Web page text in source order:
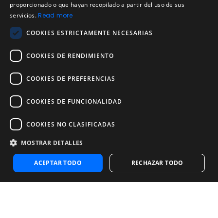
Política de devoluciones
Acuerdo de licencia de usuario
Aviso legal
Política de uso aceptable
Empresa
Acerca de nosotros
Blog
Pruebas de confiabilidad y validez
Pruebas
Contáctenos
Contáctenos
Contactar con ventas
Noosa Labs Inc – Las Vegas, NV, USA
proporcionado o que hayan recopilado a partir del uso de sus
servicios.Read more
COOKIES ESTRICTAMENTE NECESARIAS
COOKIES DE RENDIMIENTO
COOKIES DE PREFERENCIAS
COOKIES DE FUNCIONALIDAD
COOKIES NO CLASIFICADAS
MOSTRAR DETALLES
ACEPTAR TODO RECHAZAR TODO